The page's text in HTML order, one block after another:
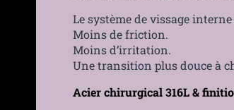
Le système de vissage
Moins de friction.
Moins d’irritation.
Une transition plus douce à
Acier chirurgical 316L &